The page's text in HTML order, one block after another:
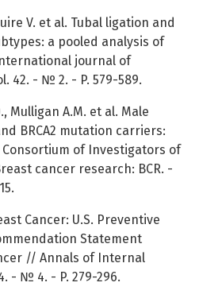
V. et al. Tubal ligation and
a pooled analysis of
journal of
42. - № 2. - P. 579-589.
Mulligan A.M. et al. Male
BRCA2 mutation carriers:
of Investigators of
cancer research: BCR. -
Cancer: U.S. Preventive
Statement
// Annals of Internal
- № 4. - P. 279-296.